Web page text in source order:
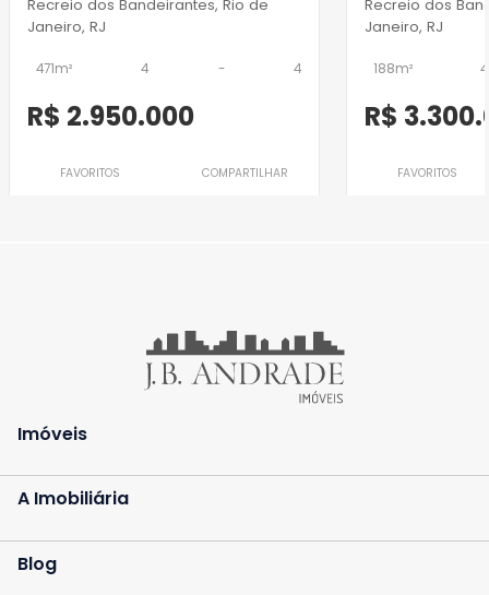
Recreio dos Bandeirantes, Rio de
Janeiro, RJ
471m² 4 - 4
R$ 2.950.000
FAVORITOS COMPARTILHAR
Recreio dos
Janeiro, RJ
188m² 4
R$
FAVORITOS
Imóveis
A Imobiliária
Blog